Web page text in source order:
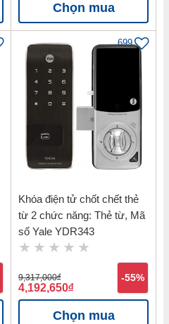
Chọn mua
699
Khóa điện tử chốt chết thẻ
từ 2 chức năng: Thẻ từ, Mã
số Yale YDR343
9,317,000đ
4,192,650đ
-55%
Chọn mua